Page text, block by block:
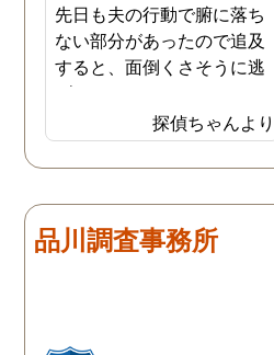
先日も夫の行動で腑に落ち
ない部分があったので追及
すると、面倒くさそうに逃
げてしまいました。そこで
探偵に夫の行動について調
査をしてもらうと、やはり
私の想像通り女と頻繁に会
た。さらに探偵が入手した
証拠から二人が肉体関係を
探偵ちゃんより
品川調査事務所